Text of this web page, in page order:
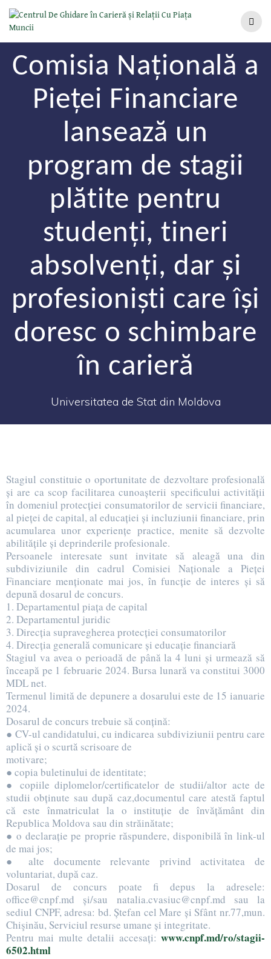
Comisia Națională a
Pieței Financiare
lansează un
program de stagii
plătite pentru
studenți, tineri
absolvenți, dar și
profesioniști care își
doresc o schimbare
în carieră
Universitatea de Stat din Moldova
Stagiul constituie o oportunitate de dezvoltare profesională
și are ca scop facilitarea cunoașterii specificului activității
în domeniul protecției consumatorilor de servicii financiare,
al pieței de capital, al educației și incluziunii financiare, prin
acumularea unor experiențe practice, menite să dezvolte
abilitățile și deprinderile profesionale.
Persoanele interesate sunt invitate să aleagă una din
subdiviziunile din cadrul Comisiei Naționale a Pieței
Financiare menționate mai jos, în funcție de interes și să
depună dosarul de concurs.
1. Departamentul piața de capital
2. Departamentul juridic
3. Direcția supravegherea protecției consumatorilor
4. Direcția generală comunicare și educație financiară
Stagiul va avea o perioadă de până la 4 luni și urmează să
înceapă pe 1 februarie 2024. Bursa lunară va constitui 3000
MDL net.
Termenul limită de depunere a dosarului este de 15 ianuarie
2024.
Dosarul de concurs trebuie să conțină:
● CV-ul candidatului, cu indicarea subdiviziunii pentru care
aplică și o scurtă scrisoare de
motivare;
● copia buletinului de identitate;
● copiile diplomelor/certificatelor de studii/altor acte de
studii obținute sau după caz,documentul care atestă faptul
că este înmatriculat la o instituție de învățământ din
Republica Moldova sau din străinătate;
● o declarație pe proprie răspundere, disponibilă în link-ul
de mai jos;
● alte documente relevante privind activitatea de
voluntariat, după caz.
Dosarul de concurs poate fi depus la adresele:
office@cnpf.md și/sau natalia.cvasiuc@cnpf.md sau la
sediul CNPF, adresa: bd. Ștefan cel Mare și Sfânt nr.77,mun.
Chişinău, Serviciul resurse umane și integritate.
Pentru mai multe detalii accesați: www.cnpf.md/ro/stagii-
6502.html